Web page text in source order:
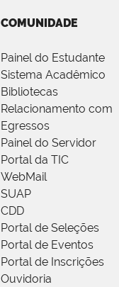
COMUNIDADE
Painel do Estudante
Sistema Acadêmico
Bibliotecas
Relacionamento com
Egressos
Painel do Servidor
Portal da TIC
WebMail
SUAP
CDD
Portal de Seleções
Portal de Eventos
Portal de Inscrições
Ouvidoria